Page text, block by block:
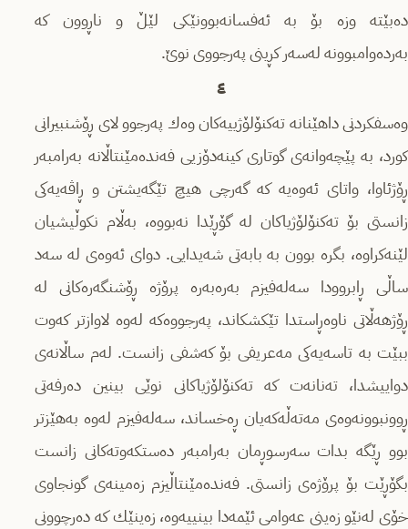
دەبێتە وزە بۆ بە ئەفسانەبوونێكى لێڵ و ناڕوون كە
بەردەوامبوونە لەسەر كڕینى پەرجووى نوێ.
٤
وەسفكردنى داهێنانە تەكنۆلۆژییەكان وەك پەرجوو لاى ڕۆشنبیرانى
كورد، بە پێچەوانەى گوتارى كینەدۆزیى فەندەمێنتاڵانە بەرامبەر
ڕۆژئاوا، واتاى ئەوەیە كە گەرچى هیچ تێگەیشتن و ڕاڤەیەكى
زانستی بۆ تەكنۆلۆژیاكان لە گۆڕێدا نەبووە، بەڵام نكوڵیشیان
لێنەكراوە، بگرە بوون بە بابەتى شەیدایى. دواى ئەوەى لە سەد
ساڵى ڕابروودا سەلەفیزم بەرەبەرە پرۆژە ڕۆشنگەرەكانى لە
ڕۆژهەڵاتى ناوەڕاستدا تێكشكاند، پەرجووەكە لەوە لاوازتر كەوت
ببێت بە تاسەیەكى مەعریفى بۆ كەشفى زانست. لەم ساڵانەى
دواییشدا، تەنانەت كە تەكنۆلۆژیاكانى نوێى بینین دەرفەتى
ڕوونبوونەوەى مەتەڵەكەیان ڕەخساند، سەلەفیزم لەوە بەهێزتر
بوو ڕێگە بدات سەرسوڕمان بەرامبەر دەستكەوتەكانى زانست
بگۆڕێت بۆ پرۆژەى زانستى. فەندەمێنتاڵیزم زەمینەى گونجاوى
خۆى لەنێو زەینى عەوامى ئێمەدا بینییەوە، زەینێك كە دەرچوونى